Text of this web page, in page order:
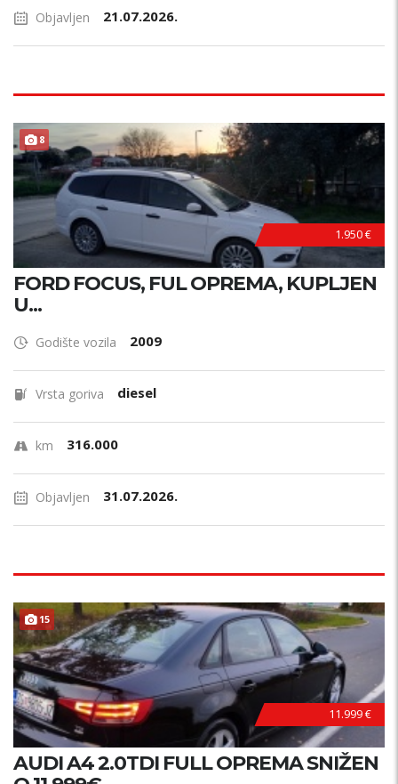
Objavljen 21.07.2026.
8
1.950 €
FORD FOCUS, FUL OPREMA, KUPLJEN
U...
Godište vozila 2009
Vrsta goriva diesel
km 316.000
Objavljen 31.07.2026.
15
11.999 €
AUDI A4 2.0TDI FULL OPREMA SNIŽEN